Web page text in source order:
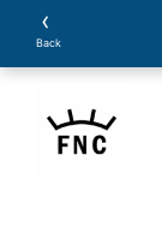
‹
Back